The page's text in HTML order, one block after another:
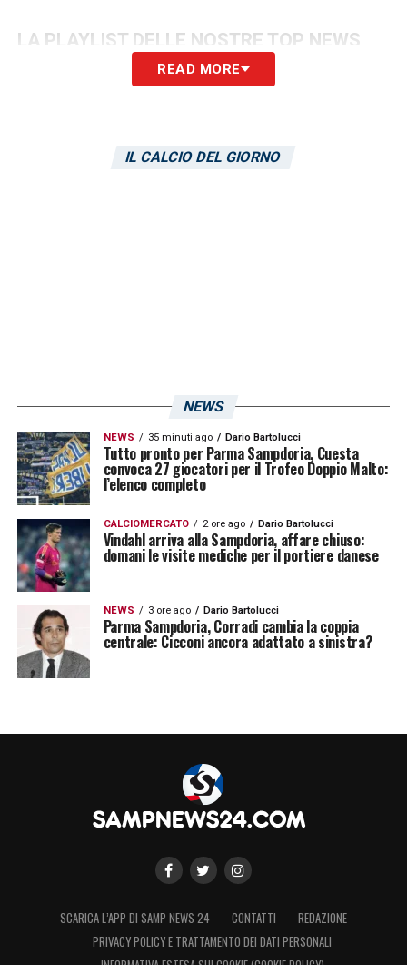
LA PLAYLIST DELLE NOSTRE TOP NEWS
READ MORE
IL CALCIO DEL GIORNO
NEWS
NEWS 35 minuti ago Dario Bartolucci
Tutto pronto per Parma Sampdoria, Cuesta
convoca 27 giocatori per il Trofeo Doppio Malto:
l’elenco completo
CALCIOMERCATO 2 ore ago Dario Bartolucci
Vindahl arriva alla Sampdoria, affare chiuso:
domani le visite mediche per il portiere danese
NEWS 3 ore ago Dario Bartolucci
Parma Sampdoria, Corradi cambia la coppia
centrale: Cicconi ancora adattato a sinistra?
SCARICA L’APP DI SAMP NEWS 24 CONTATTI
REDAZIONE
PRIVACY POLICY E TRATTAMENTO DEI DATI PERSONALI